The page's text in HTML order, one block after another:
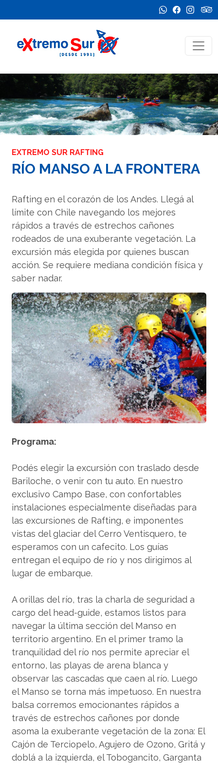
EXTREMO SUR RAFTING
RÍO MANSO A LA FRONTERA
Rafting en el corazón de los Andes. Llegá al
límite con Chile navegando los mejores
rápidos a través de estrechos cañones
rodeados de una exuberante vegetación. La
excursión más elegida por quienes buscan
acción. Se requiere mediana condición física y
saber nadar.
Programa:
Podés elegir la excursión con traslado desde
Bariloche, o venir con tu auto. En nuestro
exclusivo Campo Base, con confortables
instalaciones especialmente diseñadas para
las excursiones de Rafting, e imponentes
vistas del glaciar del Cerro Ventisquero, te
esperamos con un cafecito. Los guías
entregan el equipo de río y nos dirigimos al
lugar de embarque.
A orillas del río, tras la charla de seguridad a
cargo del head-guide, estamos listos para
navegar la última sección del Manso en
territorio argentino. En el primer tramo la
tranquilidad del río nos permite apreciar el
entorno, las playas de arena blanca y
observar las cascadas que caen al río. Luego
el Manso se torna más impetuoso. En nuestra
balsa corremos emocionantes rápidos a
través de estrechos cañones por donde
asoma la exuberante vegetación de la zona: El
Cajón de Terciopelo, Agujero de Ozono, Gritá y
doblá a la izquierda, el Tobogancito, Garganta